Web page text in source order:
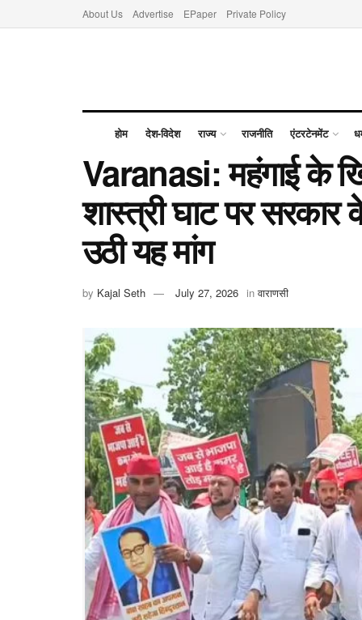
About Us Advertise EPaper Private Policy
होम देश-विदेश राज्य राजनीति एंटरटेनमेंट
Varanasi: महंगाई के
शास्त्री घाट पर
उठी यह मांग
by Kajal Seth July 27, 2026 in वाराणसी